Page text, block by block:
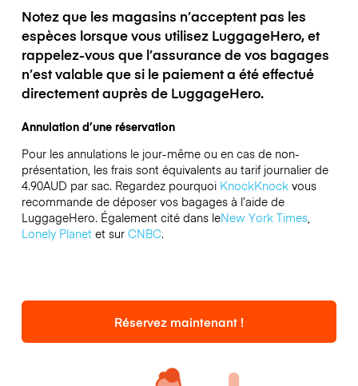
Notez que les magasins n’acceptent pas les
espèces lorsque vous utilisez LuggageHero, et
rappelez-vous que l’assurance de vos bagages
n’est valable que si le paiement a été effectué
directement auprès de LuggageHero.
Annulation d’une réservation
Pour les annulations le jour-même ou en cas de non-
présentation, les frais sont équivalents au tarif journalier de
4.90AUD par sac. Regardez pourquoi KnockKnockvous
recommande de déposer vos bagages à l’aide de
LuggageHero. Également cité dans leNew York Times,
Lonely Planetet sur CNBC.
Réservez maintenant !